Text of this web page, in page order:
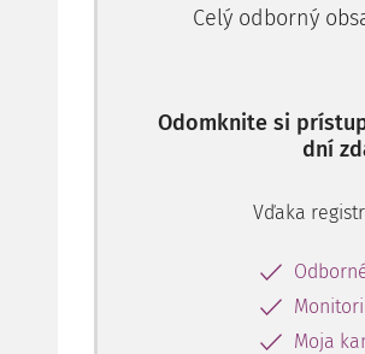
stavebnom poriadku
Celý odborný
Odomknite si
dní
Vďaka
Moja